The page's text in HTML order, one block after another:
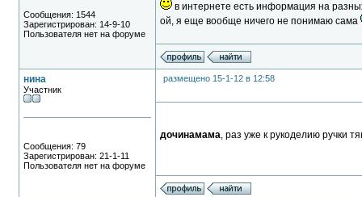
Сообщения: 1544
Зарегистрирован: 14-9-10
Пользователя нет на форуме
в интернете есть информация на
ой, я еще вообще ничего не понимаю сама
нина
Участник
Сообщения: 79
Зарегистрирован: 21-1-11
Пользователя нет на форуме
размещено 15-1-12 в 12:58
дочинамама, раз уже к рукоделию ручки